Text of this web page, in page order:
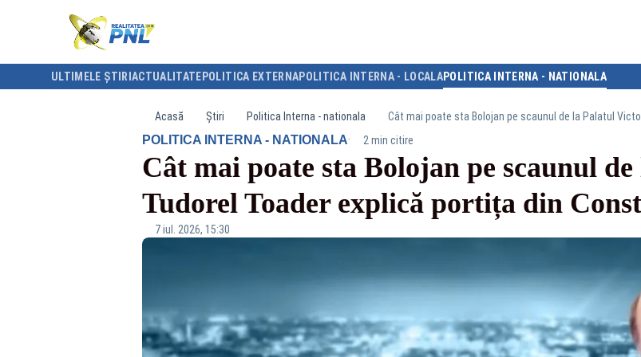
ULTIMELE ȘTIRI ACTUALITATE POLITICA EXTERNAPOLITICA INTERNA - LOCALAPOLITICA INTERNA - NATIONALA
Acasă Știri Politica Interna - nationala Cât mai poate sta Bolojan pe scaunul de la Palatul
POLITICA INTERNA - NATIONALA· 2 min citire
Cât mai poate sta Bolojan pe scaunul
Tudorel Toader explică portița din
7 iul. 2026, 15:30